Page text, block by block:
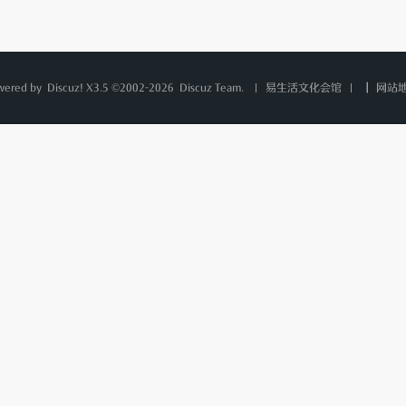
by Discuz! X3.5 ©2002-2026 Discuz Team. 易生活文化会馆 网站